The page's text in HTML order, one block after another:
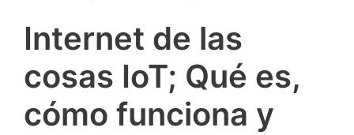
Internet de las
cosas IoT; Qué es,
cómo funciona y